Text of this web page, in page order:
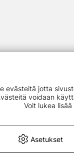
evästeitä jotta
voidaan
Voit lukea lisää
Asetukset